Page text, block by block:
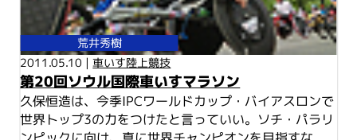
荒井秀樹
2011.05.10 |車いす陸上競技
第20回ソウル国際車いすマラソン
久保恒造は、今季IPCワールドカップ・バイアスロンで
世界トップ3の力をつけたと言っていい。ソチ・パラリ